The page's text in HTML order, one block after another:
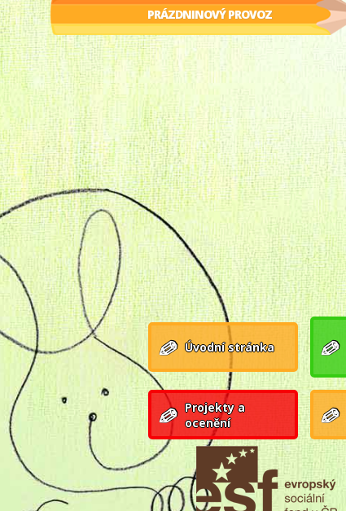
PRÁZDNINOVÝ PROVOZ
Úvodní stránka
Projekty a
ocenění